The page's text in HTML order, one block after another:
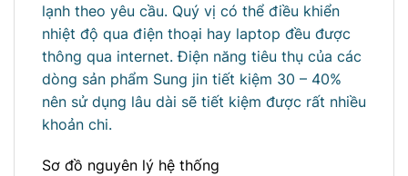
lạnh theo yêu cầu. Quý vị có thể điều khiển
nhiệt độ qua điện thoại hay laptop đều được
thông qua internet. Điện năng tiêu thụ của các
dòng sản phẩm Sung jin tiết kiệm 30 – 40%
nên sử dụng lâu dài sẽ tiết kiệm được rất nhiều
khoản chi.
Sơ đồ nguyên lý hệ thống